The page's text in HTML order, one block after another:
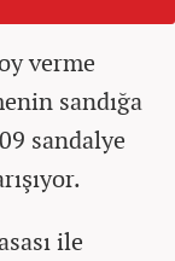
verme
sandığa
sandalye
ile